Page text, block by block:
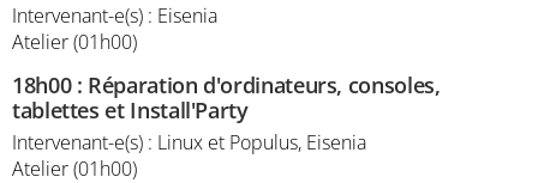
Intervenant-e(s) : Eisenia
Atelier (01h00)
18h00: Réparation d'ordinateurs, consoles,
tablettes et Install'Party
Intervenant-e(s) : Linux et Populus, Eisenia
Atelier (01h00)